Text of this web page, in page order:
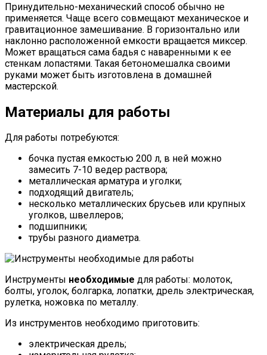
Принудительно-механический способ обычно не
применяется. Чаще всего совмещают механическое и
гравитационное замешивание. В горизонтально или
наклонно расположенной емкости вращается миксер.
Может вращаться сама бадья с наваренными к ее
стенкам лопастями. Такая бетономешалка своими
руками может быть изготовлена в домашней
мастерской.
Материалы для работы
Для работы потребуются:
бочка пустая емкостью 200 л, в ней можно
замесить 7-10 ведер раствора;
металлическая арматура и уголки;
подходящий двигатель;
несколько металлических брусьев или крупных
уголков, швеллеров;
подшипники;
трубы разного диаметра.
Инструменты необходимые для работы: молоток,
болты, уголок, болгарка, лопатки, дрель электрическая,
рулетка, ножовка по металлу.
Из инструментов необходимо приготовить:
электрическая дрель;